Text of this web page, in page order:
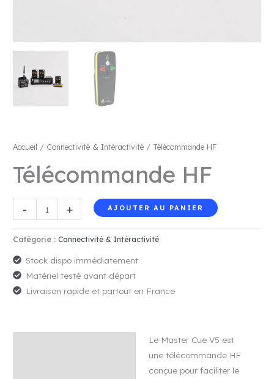
Accueil / Connectivité & Intéractivité / Télécommande HF
Télécommande HF
-
quantité
de
Télécommande
+ AJOUTER AU PANIER
Catégorie :Connectivité & Intéractivité
Stock dispo immédiatement
Matériel testé avant départ
Livraison rapide et partout en France
Le Master Cue V5 est
une télécommande HF
conçue pour faciliter le